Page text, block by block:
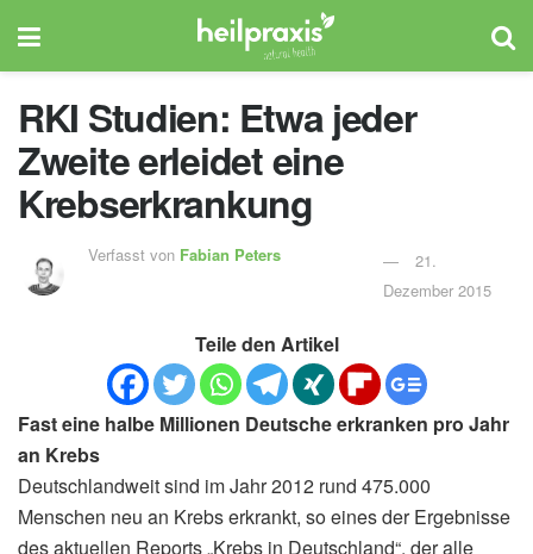
RKI Studien: Etwa jeder
Zweite erleidet eine
Krebserkrankung
Verfasst von Fabian Peters
21.
Dezember 2015
Teile den Artikel
Fast eine halbe Millionen Deutsche erkranken pro Jahr
an Krebs
Deutschlandweit sind im Jahr 2012 rund 475.000
Menschen neu an Krebs erkrankt, so eines der Ergebnisse
des aktuellen Reports „Krebs in Deutschland“, der alle